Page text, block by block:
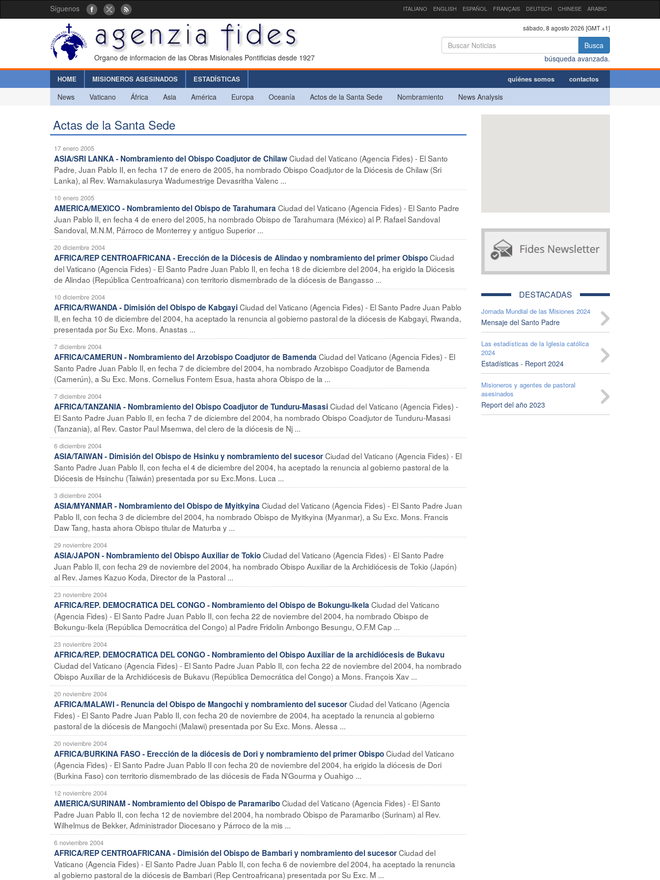
Síguenos ITALIANO ENGLISH ESPAÑOL FRANÇAIS DEUTSCH CHINESE ARABIC
Organo de informacion de las Obras Misionales Pontificias desde 1927
sábado, 8 agosto 2026 [GMT +1]
Busca
búsqueda avanzada.
HOME MISIONEROS ASESINADOS ESTADÍSTICAS quiénes somos contactos
News Vaticano África Asia América Europa Oceanía Actos de la Santa Sede Nombramiento News Analysis
Actas de la Santa Sede
17 enero 2005
ASIA/SRI LANKA - Nombramiento del Obispo Coadjutor de ChilawCiudad del Vaticano (Agencia Fides) - El Santo
Padre, Juan Pablo II, en fecha 17 de enero de 2005, ha nombrado Obispo Coadjutor de la Diócesis de Chilaw (Sri
Lanka), al Rev. Warnakulasurya Wadumestrige Devasritha Valenc ...
10 enero 2005
AMERICA/MEXICO - Nombramiento del Obispo de Tarahumara Ciudad del Vaticano (Agencia Fides) - El Santo Padre
Juan Pablo II, en fecha 4 de enero del 2005, ha nombrado Obispo de Tarahumara (México) al P. Rafael Sandoval
Sandoval, M.N.M, Párroco de Monterrey y antiguo Superior ...
20 diciembre 2004
AFRICA/REP CENTROAFRICANA - Erección de la Diócesis de Alindao y nombramiento del primer ObispoCiudad
del Vaticano (Agencia Fides) - El Santo Padre Juan Pablo II, en fecha 18 de diciembre del 2004, ha erigido la Diócesis
de Alindao (República Centroafricana) con territorio dismembrado de la diócesis de Bangasso ...
10 diciembre 2004
AFRICA/RWANDA - Dimisión del Obispo de KabgayiCiudad del Vaticano (Agencia Fides) - El Santo Padre Juan Pablo
II, en fecha 10 de diciembre del 2004, ha aceptado la renuncia al gobierno pastoral de la diócesis de Kabgayi, Rwanda,
presentada por Su Exc. Mons. Anastas ...
7 diciembre 2004
AFRICA/CAMERUN - Nombramiento del Arzobispo Coadjutor de Bamenda Ciudad del Vaticano (Agencia Fides) - El
Santo Padre Juan Pablo II, en fecha 7 de diciembre del 2004, ha nombrado Arzobispo Coadjutor de Bamenda
(Camerún), a Su Exc. Mons. Cornelius Fontem Esua, hasta ahora Obispo de la ...
7 diciembre 2004
AFRICA/TANZANIA - Nombramiento del Obispo Coadjutor de Tunduru-MasasiCiudad del Vaticano (Agencia Fides) -
El Santo Padre Juan Pablo II, en fecha 7 de diciembre del 2004, ha nombrado Obispo Coadjutor de Tunduru-Masasi
(Tanzania), al Rev. Castor Paul Msemwa, del clero de la diócesis de Nj ...
6 diciembre 2004
ASIA/TAIWAN - Dimisión del Obispo de Hsinku y nombramiento del sucesorCiudad del Vaticano (Agencia Fides) - El
Santo Padre Juan Pablo II, con fecha el 4 de diciembre del 2004, ha aceptado la renuncia al gobierno pastoral de la
Diócesis de Hsinchu (Taiwán) presentada por su Exc.Mons. Luca ...
3 diciembre 2004
ASIA/MYANMAR - Nombramiento del Obispo de Myitkyina Ciudad del Vaticano (Agencia Fides) - El Santo Padre Juan
Pablo II, con fecha 3 de diciembre del 2004, ha nombrado Obispo de Myitkyina (Myanmar), a Su Exc. Mons. Francis
Daw Tang, hasta ahora Obispo titular de Maturba y ...
29 noviembre 2004
ASIA/JAPON - Nombramiento del Obispo Auxiliar de TokioCiudad del Vaticano (Agencia Fides) - El Santo Padre
Juan Pablo II, con fecha 29 de noviembre del 2004, ha nombrado Obispo Auxiliar de la Archidiócesis de Tokio (Japón)
al Rev. James Kazuo Koda, Director de la Pastoral ...
23 noviembre 2004
AFRICA/REP. DEMOCRATICA DEL CONGO - Nombramiento del Obispo de Bokungu-Ikela Ciudad del Vaticano
(Agencia Fides) - El Santo Padre Juan Pablo II, con fecha 22 de noviembre del 2004, ha nombrado Obispo de
Bokungu-Ikela (República Democrática del Congo) al Padre Fridolin Ambongo Besungu, O.F.M Cap ...
23 noviembre 2004
AFRICA/REP. DEMOCRATICA DEL CONGO - Nombramiento del Obispo Auxiliar de la archidiócesis de Bukavu
Ciudad del Vaticano (Agencia Fides) - El Santo Padre Juan Pablo II, con fecha 22 de noviembre del 2004, ha nombrado
Obispo Auxiliar de la Archidiócesis de Bukavu (República Democrática del Congo) a Mons. François Xav ...
20 noviembre 2004
AFRICA/MALAWI - Renuncia del Obispo de Mangochi y nombramiento del sucesorCiudad del Vaticano (Agencia
Fides) - El Santo Padre Juan Pablo II, con fecha 20 de noviembre de 2004, ha aceptado la renuncia al gobierno
pastoral de la diócesis de Mangochi (Malawi) presentada por Su Exc. Mons. Alessa ...
20 noviembre 2004
AFRICA/BURKINA FASO - Erección de la diócesis de Dori y nombramiento del primer ObispoCiudad del Vaticano
(Agencia Fides) - El Santo Padre Juan Pablo II con fecha 20 de noviembre del 2004, ha erigido la diócesis de Dori
(Burkina Faso) con territorio dismembrado de las diócesis de Fada N'Gourma y Ouahigo ...
12 noviembre 2004
AMERICA/SURINAM - Nombramiento del Obispo de ParamariboCiudad del Vaticano (Agencia Fides) - El Santo
Padre Juan Pablo II, con fecha 12 de noviembre del 2004, ha nombrado Obispo de Paramaribo (Surinam) al Rev.
Wilhelmus de Bekker, Administrador Diocesano y Párroco de la mis ...
6 noviembre 2004
AFRICA/REP CENTROAFRICANA - Dimisión del Obispo de Bambari y nombramiento del sucesorCiudad del
Vaticano (Agencia Fides) - El Santo Padre Juan Pablo II, con fecha 6 de noviembre del 2004, ha aceptado la renuncia
al gobierno pastoral de la diócesis de Bambari (Rep Centroafricana) presentada por Su Exc. M ...
DESTACADAS
Jornada Mundial de las Misiones 2024
Mensaje del Santo Padre
Las estadísticas de la Iglesia católica
2024
Estadísticas - Report 2024
Misioneros y agentes de pastoral
asesinados
Report del año 2023